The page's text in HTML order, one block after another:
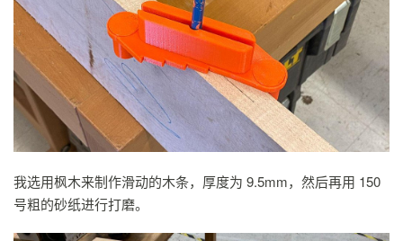
我选用枫木来制作滑动的木条，厚度为 9.5mm，然后再用 150
号粗的砂纸进行打磨。